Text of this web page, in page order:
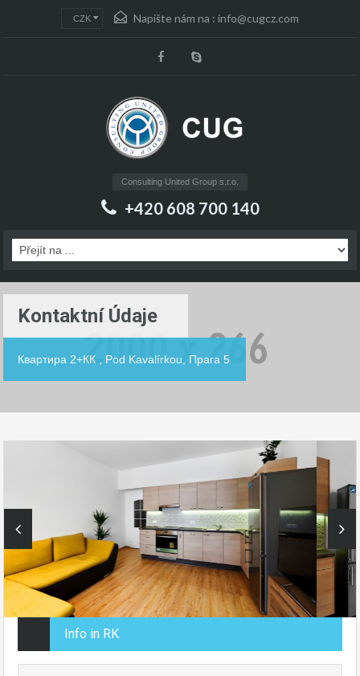
CZK Napište nám na : info@cugcz.com
Consulting United Group s.r.o.
+420 608 700 140
Kontaktní Údaje
Квартира 2+КК , Pod Kavalírkou, Прага 5
Info in RK